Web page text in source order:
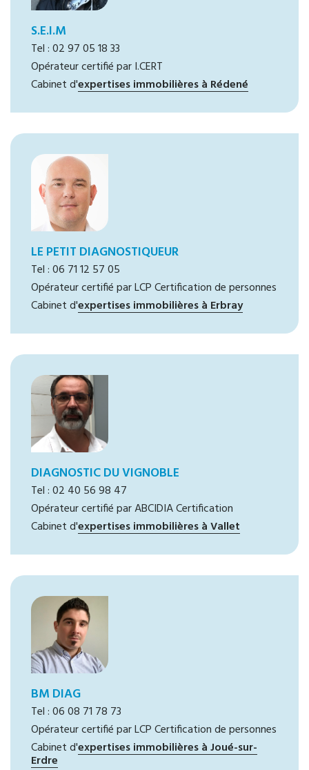
S.E.I.M
Tel : 02 97 05 18 33
Opérateur certifié par I.CERT
Cabinet d'expertises immobilières à Rédené
LE PETIT DIAGNOSTIQUEUR
Tel : 06 71 12 57 05
Opérateur certifié par LCP Certification de personnes
Cabinet d'expertises immobilières à Erbray
DIAGNOSTIC DU VIGNOBLE
Tel : 02 40 56 98 47
Opérateur certifié par ABCIDIA Certification
Cabinet d'expertises immobilières à Vallet
BM DIAG
Tel : 06 08 71 78 73
Opérateur certifié par LCP Certification de personnes
Cabinet d'expertises immobilières à Joué-sur-
Erdre